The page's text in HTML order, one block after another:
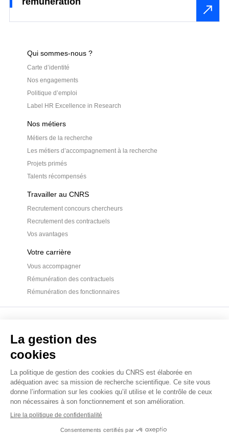
Qui sommes-nous ?
Carte d’identité
Nos engagements
Politique d’emploi
Label HR Excellence in Research
Nos métiers
Métiers de la recherche
Les métiers d’accompagnement à la recherche
Projets primés
Talents récompensés
Travailler au CNRS
Recrutement concours chercheurs
Recrutement des contractuels
Vos avantages
Votre carrière
Vous accompagner
Rémunération des contractuels
Rémunération des fonctionnaires
Crédits
Gestion des cookies
Données personnelles